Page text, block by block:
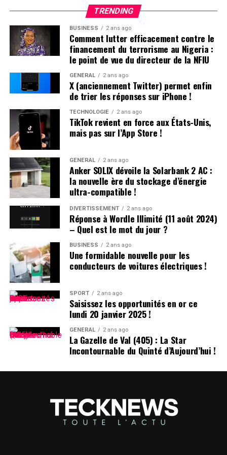
hésitantes et si cela permettra d’accélérer
significativement l’électrification de leurs flottes
professionnelles dans un avenir proche.
Enzo, également très en vogue à cette période. « Je
pense que mes parents ont opté pour un prénom parmi
les plus répandus en France plutôt qu’en hommage à
Victor Hugo », confie-t-il.
Une Enfance Entourée d’Autres « Hugo »
Dès son plus jeune âge, Hugo se retrouve entouré
d’autres enfants portant le même nom. Selon les
statistiques de l’Insee,7 694 garçons ont été
prénommés Hugo en 2000,faisant de ce prénom le
quatrième plus populaire cette année-là. À l’école
primaire,il côtoie plusieurs camarades appelés Thibault
et autres prénoms similaires. Pour éviter toute
confusion lors des appels en classe, les enseignants
ajoutent souvent la première lettre du nom de famille
après le prénom : ainsi devient-il rapidement « Hugo
D. », un surnom auquel il s’habitue sans arduousé.
Pensées sur l’Identité Associée au
Prénom
Le choix d’un prénom peut avoir un impact significatif
sur notre identité personnelle tout au long de notre
existence. Que ce soit pour se distinguer ou pour
s’intégrer dans un groupe social spécifique, chaque
individu développe une relation particulière avec son
propre nom.
les prénoms ne sont pas simplement des désignations ;
TRENDING
BUSINESS 2 ans ago
Comment lutter efficacement contre le
financement du terrorisme au Nigeria :
le point de vue du directeur de la NFIU
GÉNÉRAL 2 ans ago
X (anciennement Twitter) permet enfin
de trier les réponses sur iPhone !
TECHNOLOGIE 2 ans ago
TikTok revient en force aux États-Unis,
mais pas sur l’App Store !
GÉNÉRAL 2 ans ago
Anker SOLIX dévoile la Solarbank 2 AC :
la nouvelle ère du stockage d’énergie
ultra-compatible !
DIVERTISSEMENT 2 ans ago
Réponse à Wordle Illimité (11 août 2024)
– Quel est le mot du jour ?
BUSINESS 2 ans ago
Une formidable nouvelle pour les
conducteurs de voitures électriques !
SPORT 2 ans ago
Saisissez les opportunités en or ce
lundi 20 janvier 2025 !
GÉNÉRAL 2 ans ago
La Gazelle de Val (405) : La Star
Incontournable du Quinté d’Aujourd’hui !